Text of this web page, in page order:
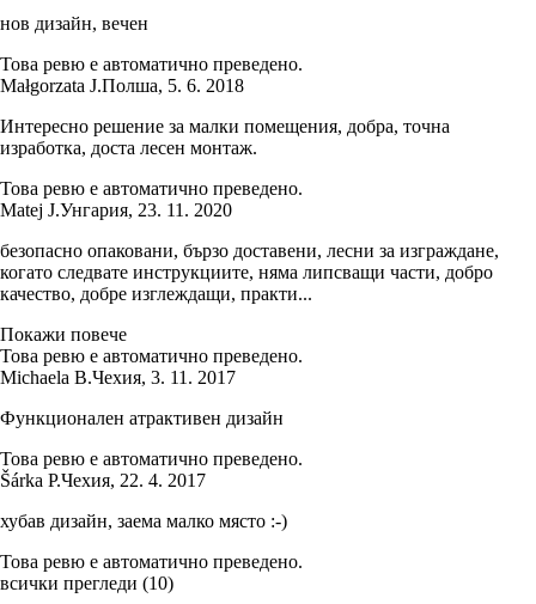
нов дизайн, вечен
Това ревю е автоматично преведено.
Małgorzata J.Полша, 5. 6. 2018
Интересно решение за малки помещения, добра, точна
изработка, доста лесен монтаж.
Това ревю е автоматично преведено.
Matej J.Унгария, 23. 11. 2020
безопасно опаковани, бързо доставени, лесни за изграждане,
когато следвате инструкциите, няма липсващи части, добро
качество, добре изглеждащи, практи...
Покажи повече
Това ревю е автоматично преведено.
Michaela B.Чехия, 3. 11. 2017
Функционален атрактивен дизайн
Това ревю е автоматично преведено.
Šárka P.Чехия, 22. 4. 2017
хубав дизайн, заема малко място :-)
Това ревю е автоматично преведено.
всички прегледи (10)